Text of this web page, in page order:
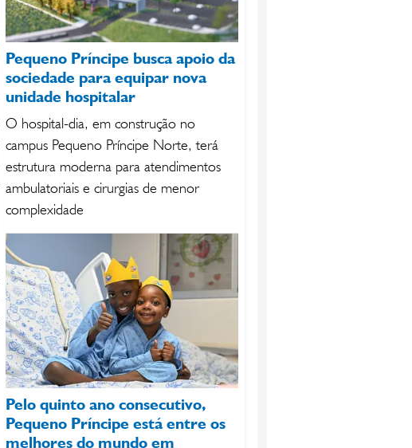
Pequeno Príncipe busca apoio da
sociedade para equipar nova
unidade hospitalar
O hospital-dia, em construção no
campus Pequeno Príncipe Norte, terá
estrutura moderna para atendimentos
ambulatoriais e cirurgias de menor
complexidade
Pelo quinto ano consecutivo,
Pequeno Príncipe está entre os
melhores do mundo em